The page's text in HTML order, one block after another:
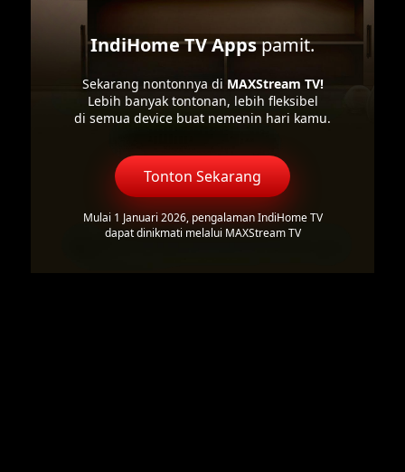
IndiHome TV Appspamit.
Sekarang nontonnya di MAXStream TV!
Lebih banyak tontonan, lebih fleksibel
di semua device buat nemenin hari kamu.
Tonton Sekarang
Mulai 1 Januari 2026, pengalaman IndiHome TV
dapat dinikmati melalui MAXStream TV